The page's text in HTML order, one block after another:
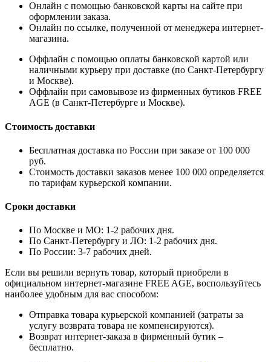
Онлайн с помощью банковской карты на сайте при
оформлении заказа.
Онлайн по ссылке, полученной от менеджера интернет-
магазина.
Оффлайн с помощью оплаты банковской картой или
наличными курьеру при доставке (по Санкт-Петербургу
и Москве).
Оффлайн при самовывозе из фирменных бутиков FREE
AGE (в Санкт-Петербурге и Москве).
Стоимость доставки
Бесплатная доставка по России при заказе от 100 000
руб.
Стоимость доставки заказов менее 100 000 определяется
по тарифам курьерской компании.
Сроки доставки
По Москве и МО: 1-2 рабочих дня.
По Санкт-Петербургу и ЛО: 1-2 рабочих дня.
По России: 3-7 рабочих дней.
Если вы решили вернуть товар, который приобрели в
официальном интернет-магазине FREE AGE, воспользуйтесь
наиболее удобным для вас способом:
Отправка товара курьерской компанией (затраты за
услугу возврата товара не компенсируются).
Возврат интернет-заказа в фирменный бутик –
бесплатно.